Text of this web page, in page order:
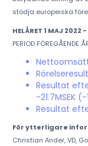
stödja europeiska
HELÅRET 1 MAJ 2022
PERIOD FÖREGÅENDE
Resultat
-21.7MSEK
Resultat
För ytterligare
Christian Ander, VD,